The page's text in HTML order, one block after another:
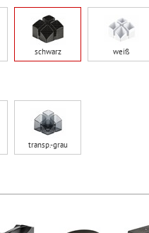
schwarz weiß
transp.-grau